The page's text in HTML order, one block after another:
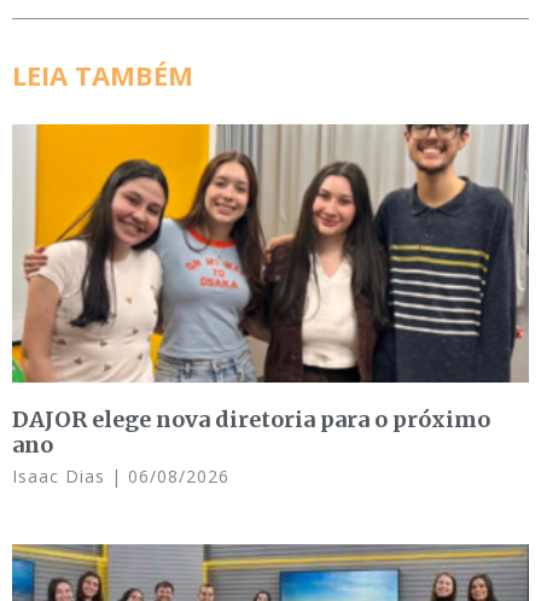
LEIA TAMBÉM
DAJOR elege nova diretoria para o próximo
ano
Isaac Dias 06/08/2026